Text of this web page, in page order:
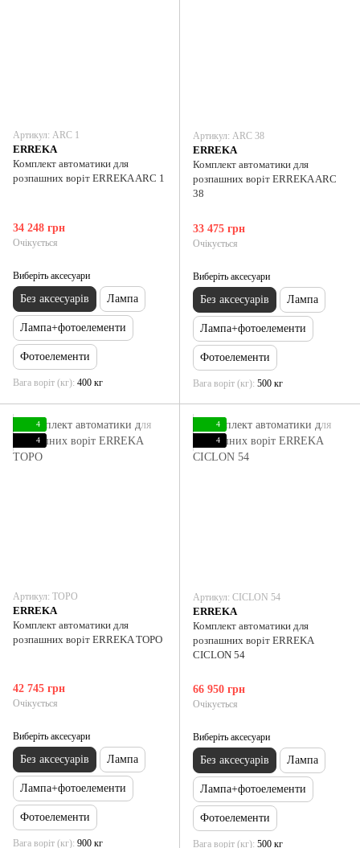
Артикул: ARC 1
ERREKA
Комплект автоматики для
розпашних воріт ERREKA ARC 1
34 248 грн
Очікується
Виберіть аксесуари
Без аксесуарів Лампа
Лампа+фотоелементи
Фотоелементи
Вага воріт (кг) 400 кг
Артикул: ARC 38
ERREKA
Комплект автоматики для
розпашних воріт ERREKA ARC
38
33 475 грн
Очікується
Виберіть аксесуари
Без аксесуарів Лампа
Лампа+фотоелементи
Фотоелементи
Вага воріт (кг) 500 кг
4
4
Артикул: TOPO
ERREKA
Комплект автоматики для
розпашних воріт ERREKA TOPO
42 745 грн
Очікується
Виберіть аксесуари
Без аксесуарів Лампа
Лампа+фотоелементи
Фотоелементи
Вага воріт (кг) 900 кг
4
4
Артикул: CICLON 54
ERREKA
Комплект автоматики для
розпашних воріт ERREKA
CICLON 54
66 950 грн
Очікується
Виберіть аксесуари
Без аксесуарів Лампа
Лампа+фотоелементи
Фотоелементи
Вага воріт (кг) 500 кг